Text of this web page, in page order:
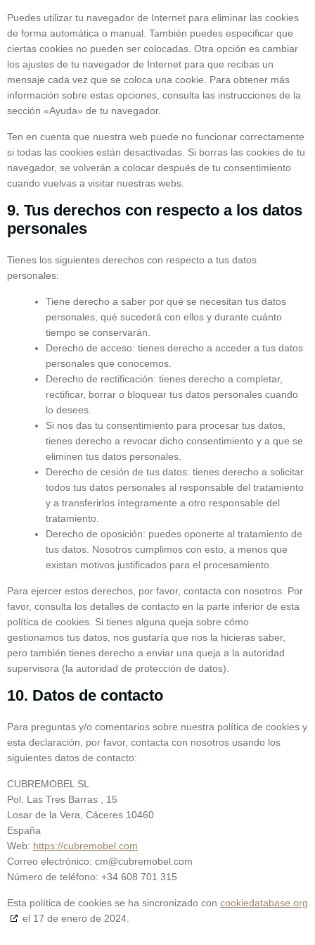
Puedes utilizar tu navegador de Internet para eliminar las cookies
de forma automática o manual. También puedes especificar que
ciertas cookies no pueden ser colocadas. Otra opción es cambiar
los ajustes de tu navegador de Internet para que recibas un
mensaje cada vez que se coloca una cookie. Para obtener más
información sobre estas opciones, consulta las instrucciones de la
sección «Ayuda» de tu navegador.
Ten en cuenta que nuestra web puede no funcionar correctamente
si todas las cookies están desactivadas. Si borras las cookies de tu
navegador, se volverán a colocar después de tu consentimiento
cuando vuelvas a visitar nuestras webs.
9. Tus derechos con respecto a los datos
personales
Tienes los siguientes derechos con respecto a tus datos
personales:
Tiene derecho a saber por qué se necesitan tus datos
personales, qué sucederá con ellos y durante cuánto
tiempo se conservarán.
Derecho de acceso: tienes derecho a acceder a tus datos
personales que conocemos.
Derecho de rectificación: tienes derecho a completar,
rectificar, borrar o bloquear tus datos personales cuando
lo desees.
Si nos das tu consentimiento para procesar tus datos,
tienes derecho a revocar dicho consentimiento y a que se
eliminen tus datos personales.
Derecho de cesión de tus datos: tienes derecho a solicitar
todos tus datos personales al responsable del tratamiento
y a transferirlos íntegramente a otro responsable del
tratamiento.
Derecho de oposición: puedes oponerte al tratamiento de
tus datos. Nosotros cumplimos con esto, a menos que
existan motivos justificados para el procesamiento.
Para ejercer estos derechos, por favor, contacta con nosotros. Por
favor, consulta los detalles de contacto en la parte inferior de esta
política de cookies. Si tienes alguna queja sobre cómo
gestionamos tus datos, nos gustaría que nos la hicieras saber,
pero también tienes derecho a enviar una queja a la autoridad
supervisora (la autoridad de protección de datos).
10. Datos de contacto
Para preguntas y/o comentarios sobre nuestra política de cookies y
esta declaración, por favor, contacta con nosotros usando los
siguientes datos de contacto:
CUBREMOBEL SL
Pol. Las Tres Barras , 15
Losar de la Vera, Cáceres 10460
España
Web: https://cubremobel.com
Correo electrónico: cm@cubremobel.com
Número de teléfono: +34 608 701 315
Esta política de cookies se ha sincronizado con cookiedatabase.org
el 17 de enero de 2024.